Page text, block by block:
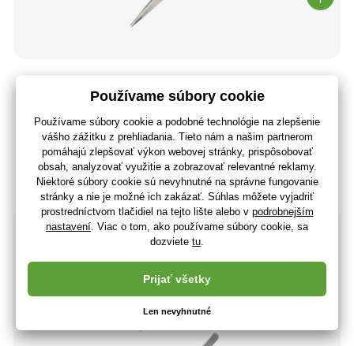
,72 €bez DPH
+ 5 bodov
Expedovanie do 48 hodín(U vás 13.08.)